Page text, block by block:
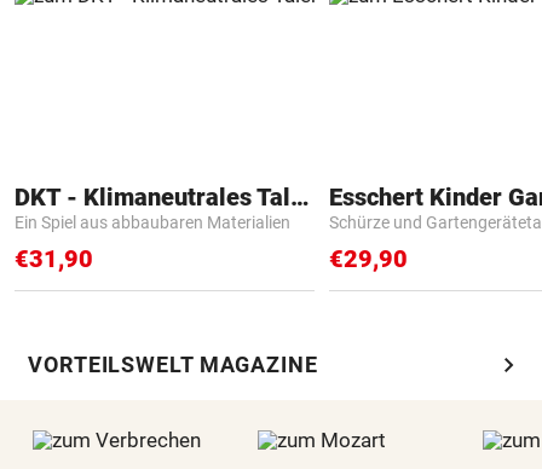
DKT - Klimaneutrales Talent
Ein Spiel aus abbaubaren Materialien
€31,90
Schürze und
€29,90
VORTEILSWELT MAGAZINE chevron_right